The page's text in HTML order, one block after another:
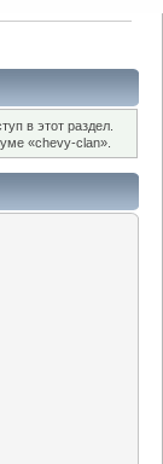
в этот раздел.
«chevy-clan».